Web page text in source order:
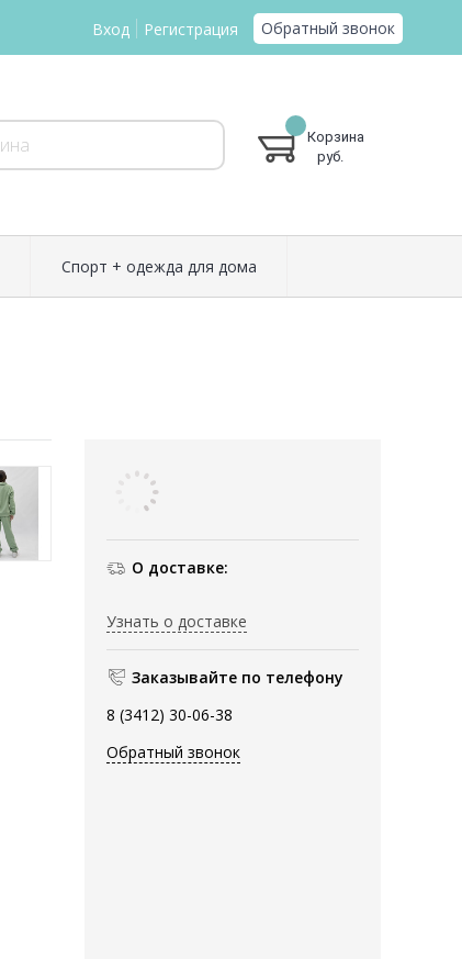
Вход Регистрация Обратный звонок
Корзина
руб.
Спорт + одежда для дома
О доставке:
Узнать о доставке
Заказывайте по телефону
8 (3412) 30-06-38
Обратный звонок